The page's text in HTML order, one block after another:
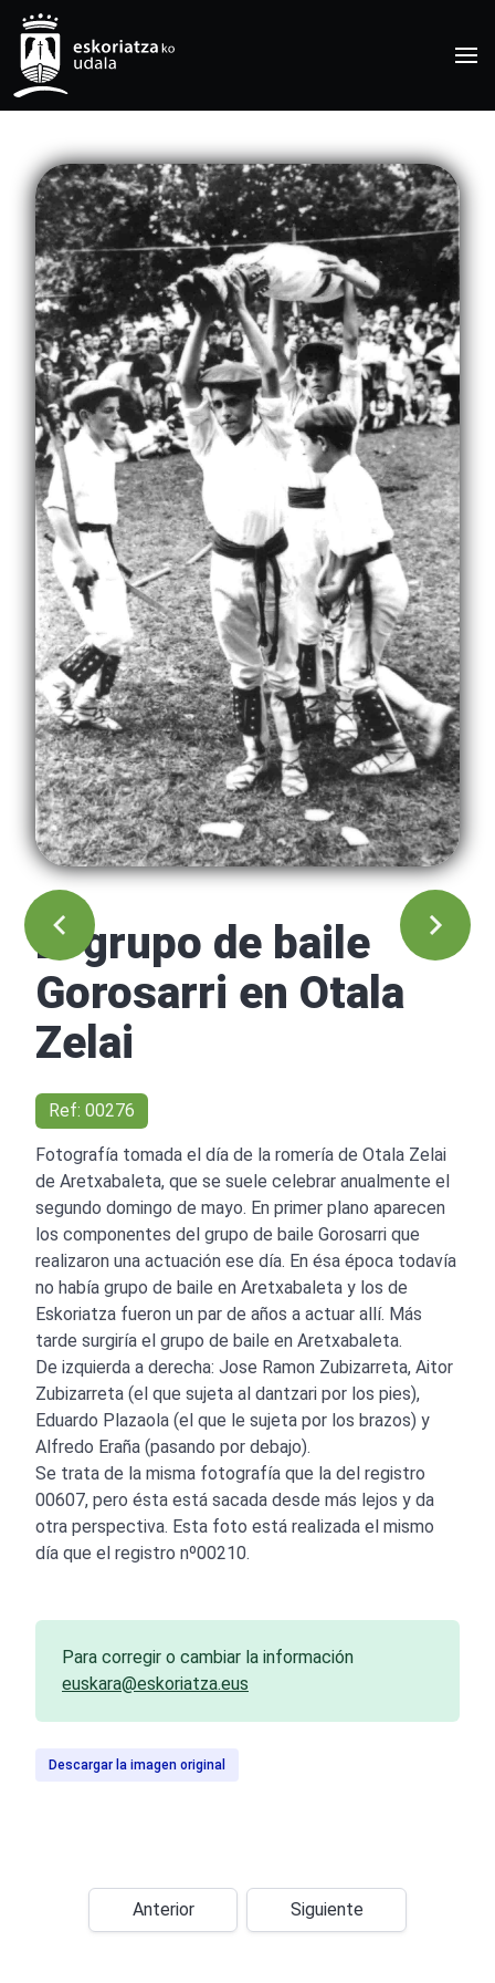
El grupo de baile
Gorosarri en Otala
Zelai
Ref: 00276
Fotografía tomada el día de la romería de Otala Zelai
de Aretxabaleta, que se suele celebrar anualmente el
segundo domingo de mayo. En primer plano aparecen
los componentes del grupo de baile Gorosarri que
realizaron una actuación ese día. En ésa época todavía
no había grupo de baile en Aretxabaleta y los de
Eskoriatza fueron un par de años a actuar allí. Más
tarde surgiría el grupo de baile en Aretxabaleta.
De izquierda a derecha: Jose Ramon Zubizarreta, Aitor
Zubizarreta (el que sujeta al dantzari por los pies),
Eduardo Plazaola (el que le sujeta por los brazos) y
Alfredo Eraña (pasando por debajo).
Se trata de la misma fotografía que la del registro
00607, pero ésta está sacada desde más lejos y da
otra perspectiva. Esta foto está realizada el mismo
día que el registro nº00210.
Para corregir o cambiar la información
euskara@eskoriatza.eus
Descargar la imagen original
Anterior Siguiente